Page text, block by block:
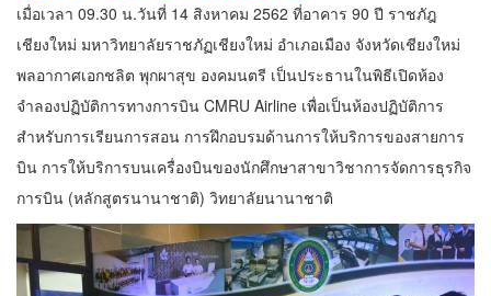
เมื่อเวลา 09.30 น.วันที่ 14 สิงหาคม 2562 ที่อาคาร 90 ปี ราชภัฎ
เชียงใหม่ มหาวิทยาลัยราชภัฏเชียงใหม่ อำเภอเมือง จังหวัดเชียงใหม่
พลอากาศเอกชลิต พุกผาสุข องคมนตรี เป็นประธานในพิธีเปิดห้อง
จำลองปฏิบัติการทางการบิน CMRU Airline เพื่อเป็นห้องปฏิบัติการ
สำหรับการเรียนการสอน การฝึกอบรมด้านการให้บริการของสายการ
บิน การให้บริการบนเครื่องบินของนักศึกษาสาขาวิชาการจัดการธุรกิจ
การบิน (หลักสูตรนานาชาติ) วิทยาลัยนานาชาติ